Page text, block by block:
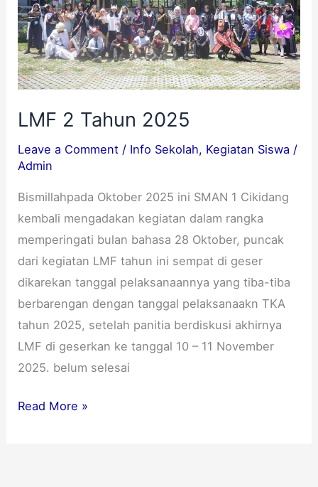
LMF 2 Tahun 2025
Leave a Comment / Info Sekolah, Kegiatan Siswa /
Admin
Bismillahpada Oktober 2025 ini SMAN 1 Cikidang
kembali mengadakan kegiatan dalam rangka
memperingati bulan bahasa 28 Oktober, puncak
dari kegiatan LMF tahun ini sempat di geser
dikarekan tanggal pelaksanaannya yang tiba-tiba
berbarengan dengan tanggal pelaksanaakn TKA
tahun 2025, setelah panitia berdiskusi akhirnya
LMF di geserkan ke tanggal 10 – 11 November
2025. belum selesai
Read More »